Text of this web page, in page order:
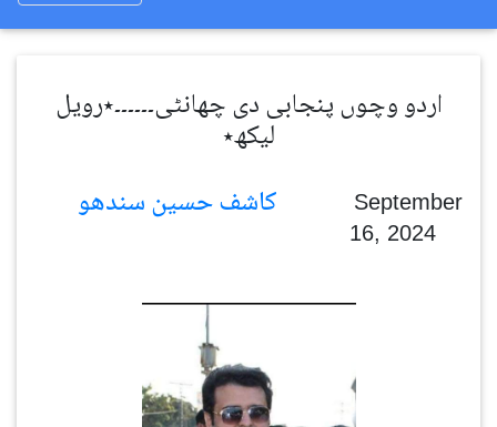
اردو وچوں پنجابی دی چھانٹی۔۔۔۔۔۔٭رویل
لیکھ٭
September
16, 2024